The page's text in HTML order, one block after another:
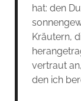
hat: den
Kräutern,
vertraut
den ich